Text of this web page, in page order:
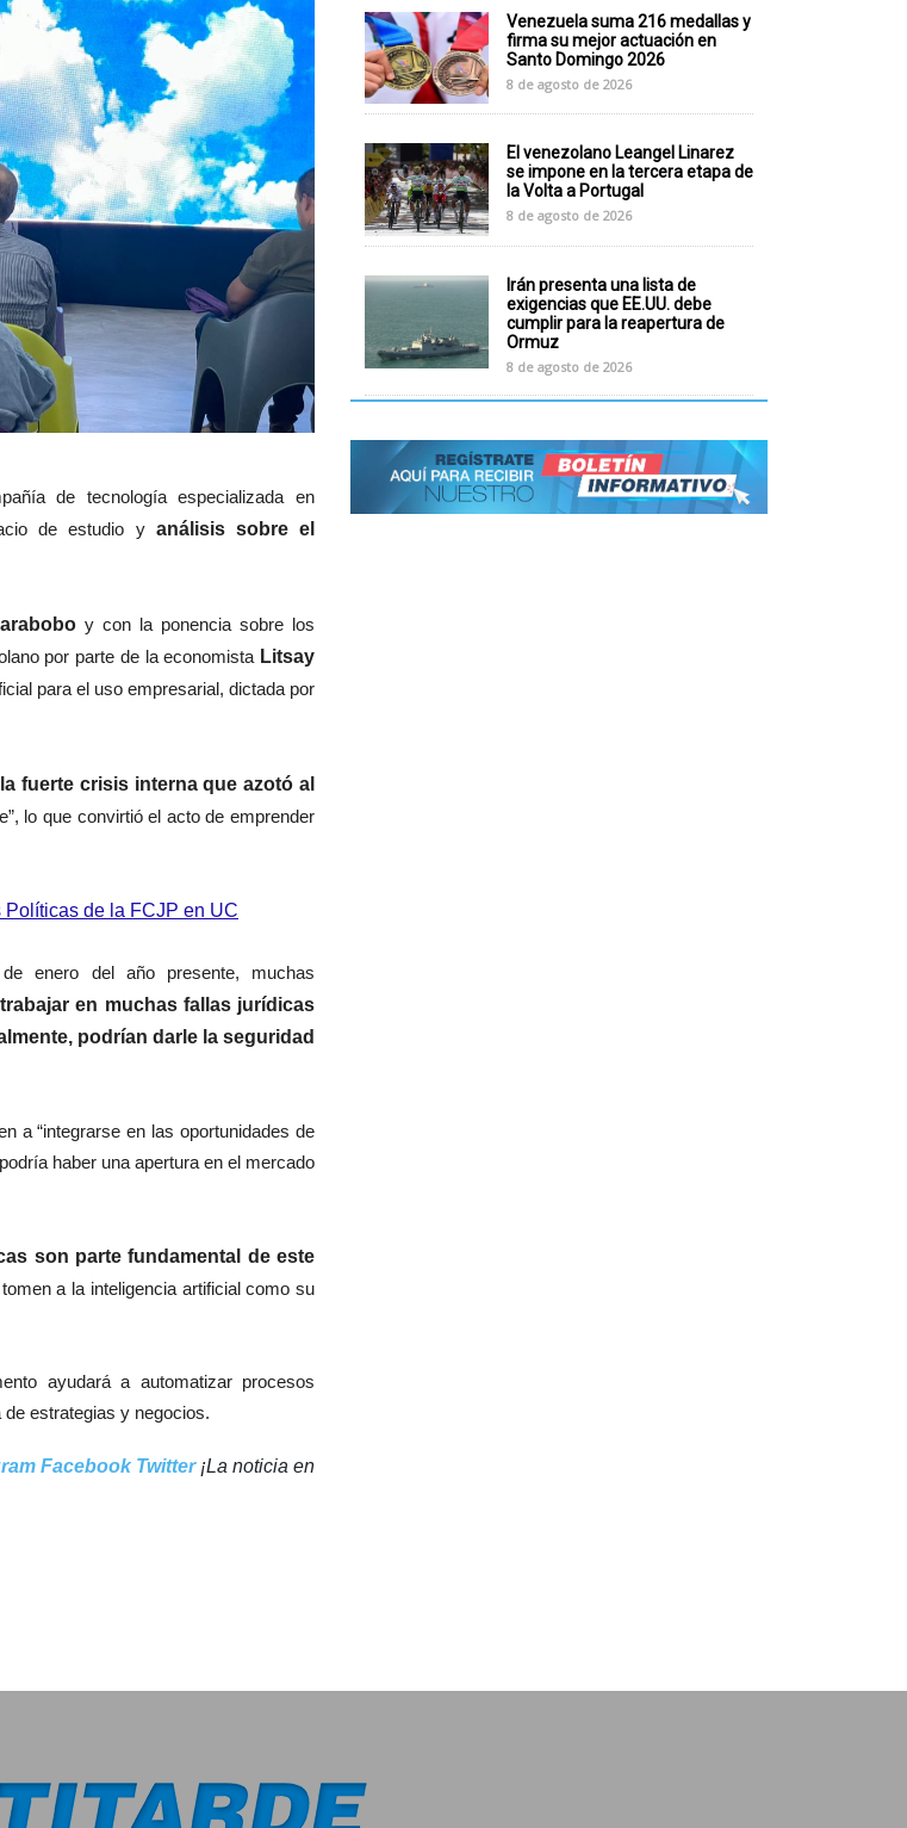
de tecnología especializada en
de estudio yanálisis sobre el
y con la ponencia sobre los
por parte de la economista Litsay
para el uso empresarial, dictada por
fuerte crisis interna que azotó al
lo que convirtió el acto de emprender
de la FCJP en UC
enero del año presente, muchas
en muchas fallas jurídicas
podrían darle la seguridad
a “integrarse en las oportunidades de
haber una apertura en el mercado
son parte fundamental de este
a la inteligencia artificial como su
ayudará a automatizar procesos
estrategias y negocios.
Facebook Twitter¡La noticia en
Venezuela suma 216 medallas y
firma su mejor actuación en
Santo Domingo 2026
8 de agosto de 2026
El venezolano Leangel Linarez
se impone en la tercera etapa de
la Volta a Portugal
8 de agosto de 2026
Irán presenta una lista de
exigencias que EE.UU. debe
cumplir para la reapertura de
Ormuz
8 de agosto de 2026